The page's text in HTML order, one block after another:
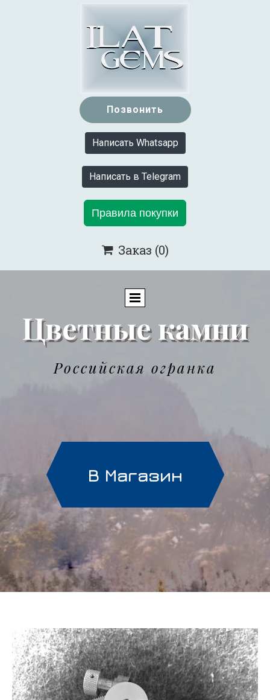
Позвонить
Написать Whatsapp
Написать в Telegram
Правила покупки
 Заказ (0)
Цветные камни
Российская огранка
В Магазин